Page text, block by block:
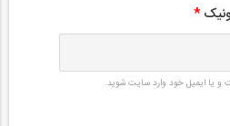
*
و یا ایمیل خود وارد سایت شوید.